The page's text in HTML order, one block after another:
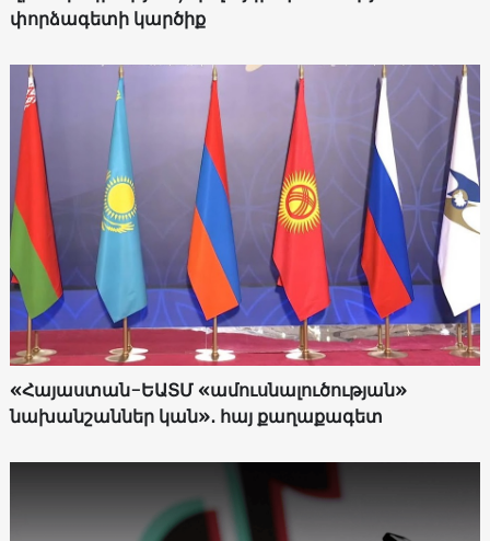
փորձագետի կարծիք
«Հայաստան-ԵԱՏՄ «ամուսնալուծության»
նախանշաններ կան»․ հայ քաղաքագետ